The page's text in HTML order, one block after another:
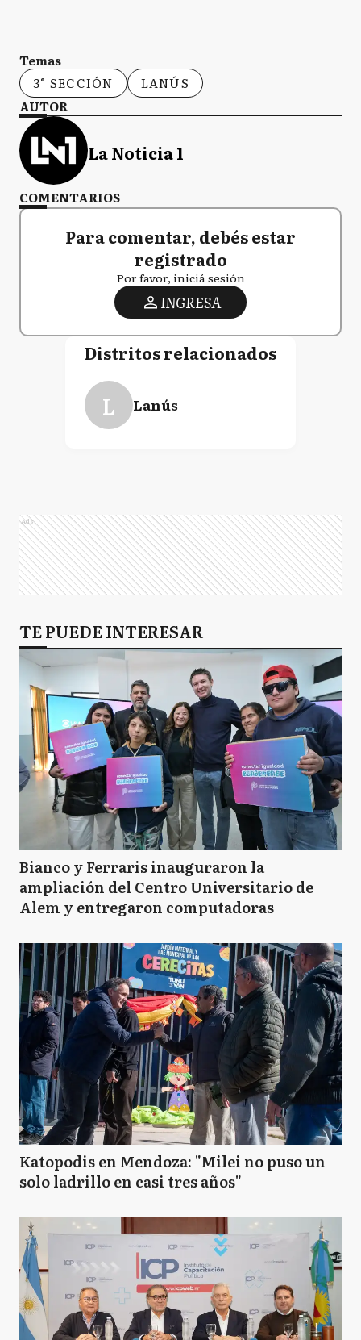
Temas
3° SECCIÓN
LANÚS
AUTOR
La Noticia 1
COMENTARIOS
Para comentar, debés estar
registrado
Por favor, iniciá sesión
INGRESA
Distritos relacionados
L Lanús
Ads
TE PUEDE INTERESAR
Bianco y Ferraris inauguraron la
ampliación del Centro Universitario de
Alem y entregaron computadoras
Katopodis en Mendoza: "Milei no puso un
solo ladrillo en casi tres años"